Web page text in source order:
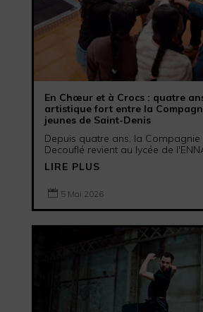
En Chœur et à Crocs : quatre
artistique fort entre la
jeunes de Saint-Denis
Depuis quatre ans, la Compagnie
Decouflé revient au lycée de l'ENNA
LIRE PLUS
 5 Mai 2026